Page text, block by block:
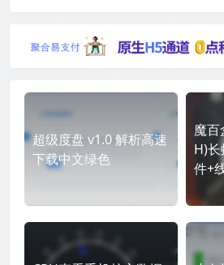
超级度盘 v1.0 解析高速
下载中文绿色
魔百
H)
件+